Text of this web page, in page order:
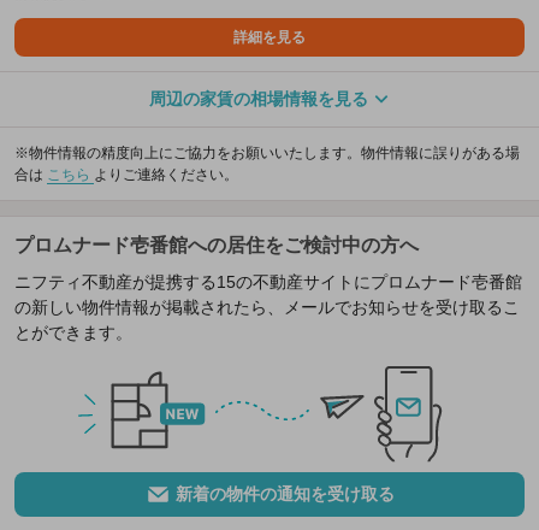
詳細を見る
周辺の家賃の相場情報を見る
※物件情報の精度向上にご協力をお願いいたします。物件情報に誤りがある場
合は こちら よりご連絡ください。
プロムナード壱番館への居住をご検討中の方へ
ニフティ不動産が提携する15の不動産サイトにプロムナード壱番館
の新しい物件情報が掲載されたら、メールでお知らせを受け取るこ
とができます。
新着の物件の通知を受け取る